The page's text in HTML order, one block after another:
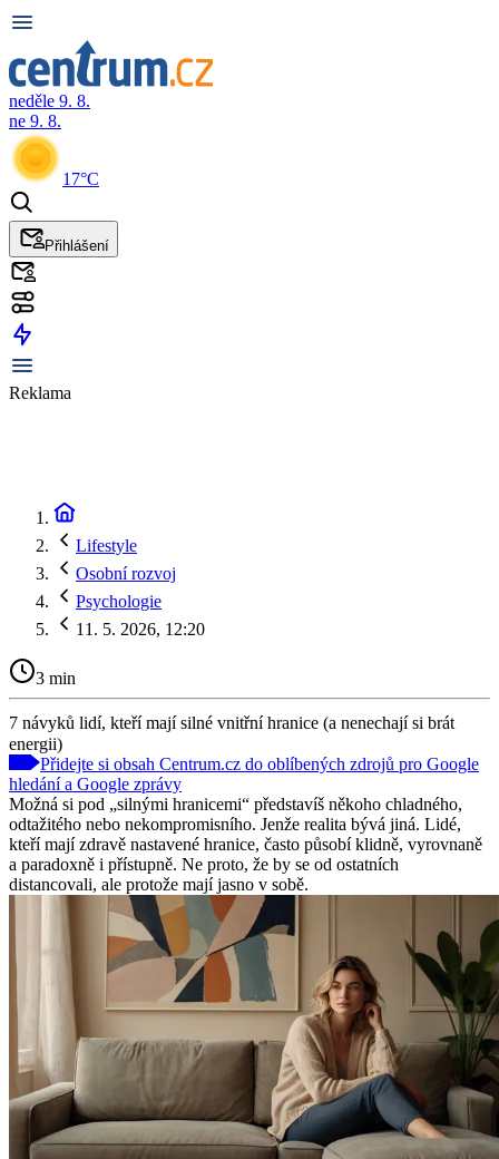
neděle 9. 8.
ne 9. 8.
17°C
Přihlášení
Reklama
Lifestyle
Osobní rozvoj
Psychologie
11. 5. 2026, 12:20
3 min
7 návyků lidí, kteří mají silné vnitřní hranice (a nenechají si brát
energii)
Přidejte si obsah Centrum.cz do oblíbených zdrojů pro Google
hledání a Google zprávy
Možná si pod „silnými hranicemi“ představíš někoho chladného,
odtažitého nebo nekompromisního. Jenže realita bývá jiná. Lidé,
kteří mají zdravě nastavené hranice, často působí klidně, vyrovnaně
a paradoxně i přístupně. Ne proto, že by se od ostatních
distancovali, ale protože mají jasno v sobě.